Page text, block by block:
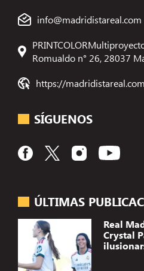
ÚLTIMAS
Real
Crystal
info@madridistareal.com
Romualdo n° 26, 28037
https://
SÍGUENOS